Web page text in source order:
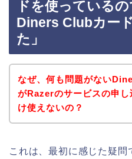
ドを使っている
Diners Clubカー
た」
なぜ、何も問題がない
がRazerのサービスの申し
け使えないの？
これは、最初に感じた疑問